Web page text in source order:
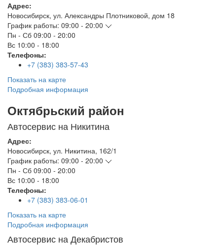
Адрес:
Новосибирск, ул. Александры Плотниковой, дом 18
График работы: 09:00 - 20:00
Пн - Сб 09:00 - 20:00
Вс 10:00 - 18:00
Телефоны:
+7 (383) 383-57-43
Показать на карте
Подробная информация
Октябрьский район
Автосервис на Никитина
Адрес:
Новосибирск, ул. Никитина, 162/1
График работы: 09:00 - 20:00
Пн - Сб 09:00 - 20:00
Вс 10:00 - 18:00
Телефоны:
+7 (383) 383-06-01
Показать на карте
Подробная информация
Автосервис на Декабристов